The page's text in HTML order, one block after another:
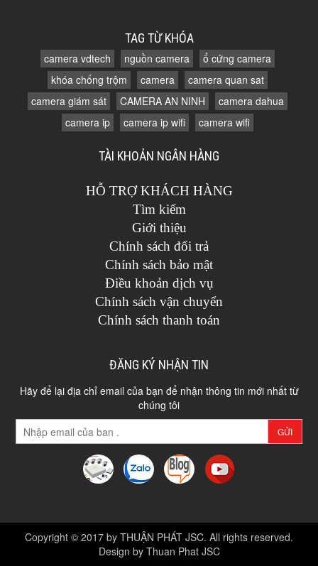
TAG TỪ KHÓA
camera vdtech nguồn camera
ổ cứng camera
khóa chống trộm
camera
camera quan sat
camera giám sát
CAMERA AN NINH
camera dahua
camera ip
camera ip wifi camera wifi
TÀI KHOẢN NGÂN HÀNG
HỖ TRỢ KHÁCH HÀNG
Tìm kiếm
Giới thiệu
Chính sách đổi trả
Chính sách bảo mật
Điều khoản dịch vụ
Chính sách vận chuyển
Chính sách thanh toán
ĐĂNG KÝ NHẬN TIN
Hãy để lại địa chỉ email của bạn để nhận thông tin mới nhất từ
chúng tôi
GỬI
Copyright © 2017 by THUẬN PHÁT JSC. All rights reserved.
Design by Thuan Phat JSC